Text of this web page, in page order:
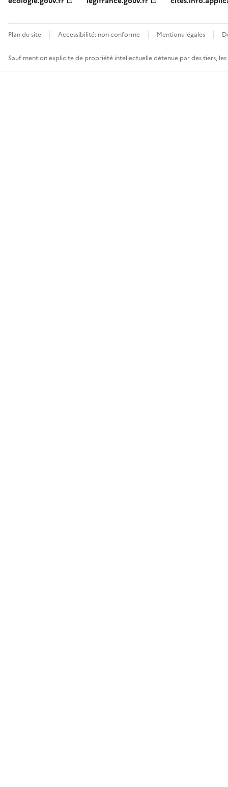
Plan du site Accessibilité: non conforme Mentions légales
Sauf mention explicite de propriété intellectuelle détenue par des tiers,